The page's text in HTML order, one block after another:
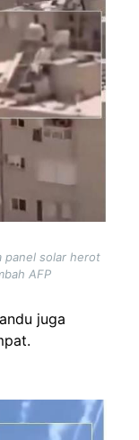
panel solar herot
AFP
juga